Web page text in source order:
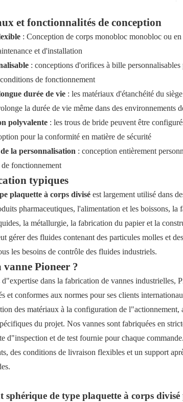
et fonctionnalités de conception
: Conception de corps monobloc monobloc ou
et d'installation
: conceptions d'orifices à bille
de fonctionnement
durée de vie : les matériaux d'étanchéité du
la durée de vie même dans des environnements
polyvalente : les trous de bride peuvent être
pour la conformité en matière de sécurité
la personnalisation : conception entièrement
fonctionnement
typiques
plaquette à corps divisé est largement utilisé dans
pharmaceutiques, l'alimentation et les boissons,
la métallurgie, la fabrication du papier et la
gérer des fluides contenant des particules molles et
les besoins de contrôle des fluides industriels.
Pioneer ?
dans la fabrication de vannes industrielles,
et conformes aux normes pour ses clients
des matériaux à la configuration de
du projet. Nos vannes sont fabriquées en
d"inspection et de test fournie pour chaque
des conditions de livraison flexibles et un support
de type plaquette à corps